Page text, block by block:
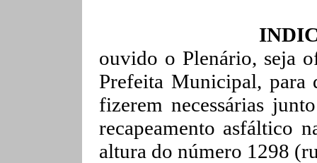
ouvido o Plenário, seja
Prefeita Municipal, para
fizerem necessárias
recapeamento asfáltico
altura do número 1298